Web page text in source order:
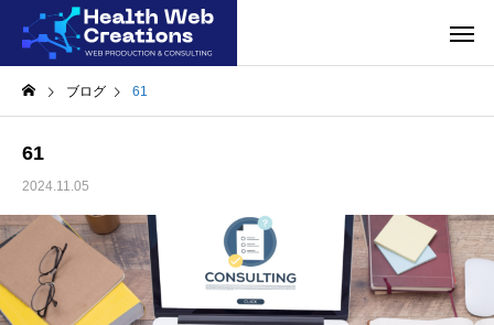
ブログ 61
61
2024.11.05